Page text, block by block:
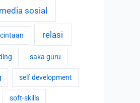
sosial
relasi
saka guru
self development
soft-skills